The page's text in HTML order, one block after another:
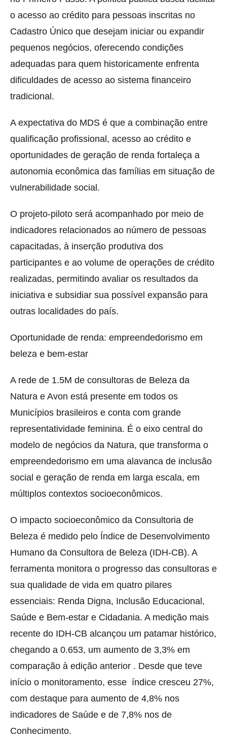
o acesso ao crédito para pessoas inscritas no
Cadastro Único que desejam iniciar ou expandir
pequenos negócios, oferecendo condições
adequadas para quem historicamente enfrenta
dificuldades de acesso ao sistema financeiro
tradicional.
A expectativa do MDS é que a combinação entre
qualificação profissional, acesso ao crédito e
oportunidades de geração de renda fortaleça a
autonomia econômica das famílias em situação de
vulnerabilidade social.
O projeto-piloto será acompanhado por meio de
indicadores relacionados ao número de pessoas
capacitadas, à inserção produtiva dos
participantes e ao volume de operações de crédito
realizadas, permitindo avaliar os resultados da
iniciativa e subsidiar sua possível expansão para
outras localidades do país.
Oportunidade de renda: empreendedorismo em
beleza e bem-estar
A rede de 1.5M de consultoras de Beleza da
Natura e Avon está presente em todos os
Municípios brasileiros e conta com grande
representatividade feminina. É o eixo central do
modelo de negócios da Natura, que transforma o
empreendedorismo em uma alavanca de inclusão
social e geração de renda em larga escala, em
múltiplos contextos socioeconômicos.
O impacto socioeconômico da Consultoria de
Beleza é medido pelo Índice de Desenvolvimento
Humano da Consultora de Beleza (IDH-CB). A
ferramenta monitora o progresso das consultoras e
sua qualidade de vida em quatro pilares
essenciais: Renda Digna, Inclusão Educacional,
Saúde e Bem-estar e Cidadania. A medição mais
recente do IDH-CB alcançou um patamar histórico,
chegando a 0.653, um aumento de 3,3% em
comparação à edição anterior . Desde que teve
início o monitoramento, esse índice cresceu 27%,
com destaque para aumento de 4,8% nos
indicadores de Saúde e de 7,8% nos de
Conhecimento.